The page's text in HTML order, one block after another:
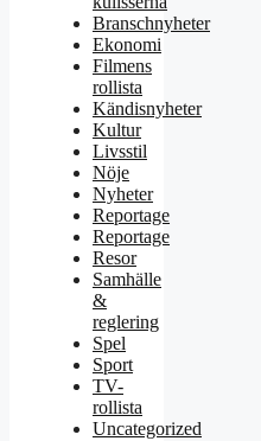
Branschnyheter
Ekonomi
Filmens
rollista
Kändisnyheter
Kultur
Livsstil
Nöje
Nyheter
Reportage
Reportage
Resor
Samhälle
&
reglering
Spel
Sport
TV-
rollista
Uncategorized